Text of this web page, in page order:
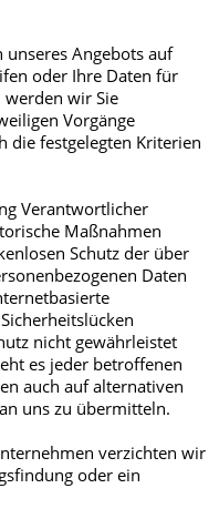
Angebots auf
oder Ihre Daten für
wir Sie
Vorgänge
die festgelegten Kriterien
Verantwortlicher
Maßnahmen
Schutz der über
Daten
nicht gewährleistet
es jeder betroffenen
auch auf alternativen
uns zu übermitteln.
verzichten wir
oder ein